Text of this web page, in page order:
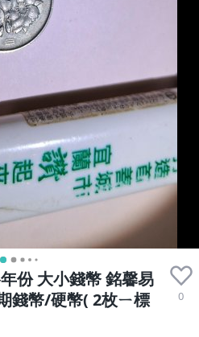
份 大小錢幣 銘馨易
錢幣/硬幣( 2枚ㄧ標
0